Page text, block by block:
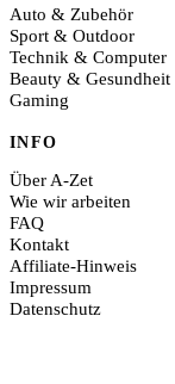
Auto & Zubehör
Sport & Outdoor
Technik & Computer
Beauty & Gesundheit
Gaming
INFO
Über A-Zet
Wie wir arbeiten
FAQ
Kontakt
Affiliate-Hinweis
Impressum
Datenschutz